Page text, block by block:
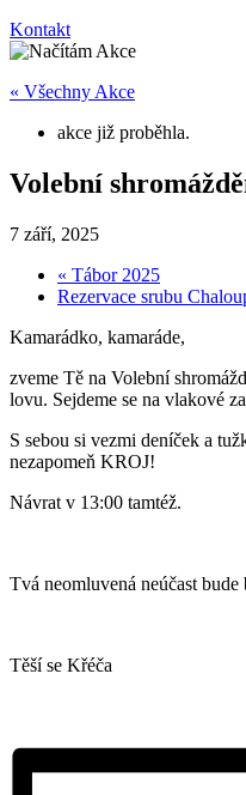
Kontakt
« Všechny Akce
akce již proběhla.
Volební
7 září, 2025
« Tábor 2025
Rezervace srubu
Kamarádko, kamaráde,
zveme Tě na Volební
lovu. Sejdeme se na vlakové
S sebou si vezmi deníček a
nezapomeň KROJ!
Návrat v 13:00 tamtéž.
Tvá neomluvená neúčast
Těší se Křéča